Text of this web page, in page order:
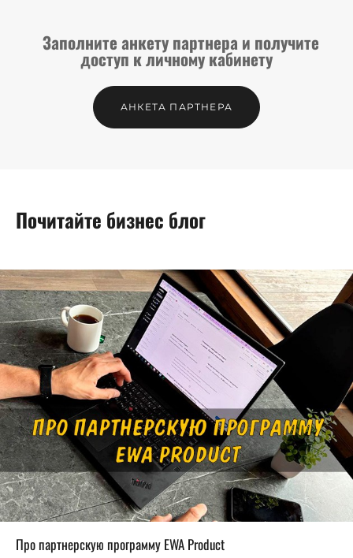
Заполните анкету партнера и получите
доступ к личному кабинету
АНКЕТА ПАРТНЕРА
Почитайте бизнес блог
Про партнерскую программу EWA Product